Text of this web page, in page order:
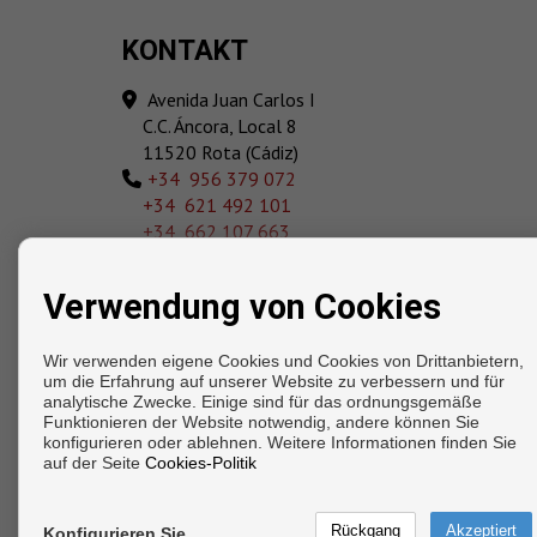
KONTAKT
Avenida Juan Carlos I
C.C. Áncora, Local 8
11520 Rota (Cádiz)
‎+34 956 379 072
+34 621 492 101
+34 662 107 663
Von Montag bis Freitag: 10:00 - 14:00 und
Samstag : 10:00 - 14:00
Sonntag : 11:00 - 14:00
Copyright © 2026. Alle Rechte vorbehalten.
Verwendung von Cookies
Wir verwenden eigene Cookies und Cookies von Drittanbietern,
um die Erfahrung auf unserer Website zu verbessern und für
analytische Zwecke. Einige sind für das ordnungsgemäße
Funktionieren der Website notwendig, andere können Sie
konfigurieren oder ablehnen. Weitere Informationen finden Sie
auf der Seite Cookies-Politik